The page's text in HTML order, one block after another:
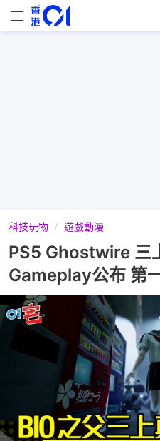
科技玩物 遊戲動漫
PS5 Ghostwire 三
Gameplay公布 第